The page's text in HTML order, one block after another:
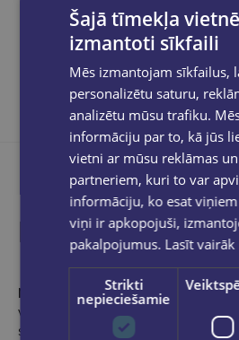
Dalies sociālajos tīklos:
Produkta
Nora Robertsatiek dēvēta par
viņa ir autore vairāk nekā 200
starptautiskiem bestselleriem
Šajā tīmekļa
izmantoti sīkfaili
Mēs izmantojam sīkfailus,
personalizētu saturu,
analizētu mūsu trafiku.
informāciju par to, kā jūs
vietni ar mūsu reklāmas
partneriem, kuri to var
informāciju, ko esat
viņi ir apkopojuši,
pakalpojumus. Lasīt vairāk
Strikti
nepieciešamie